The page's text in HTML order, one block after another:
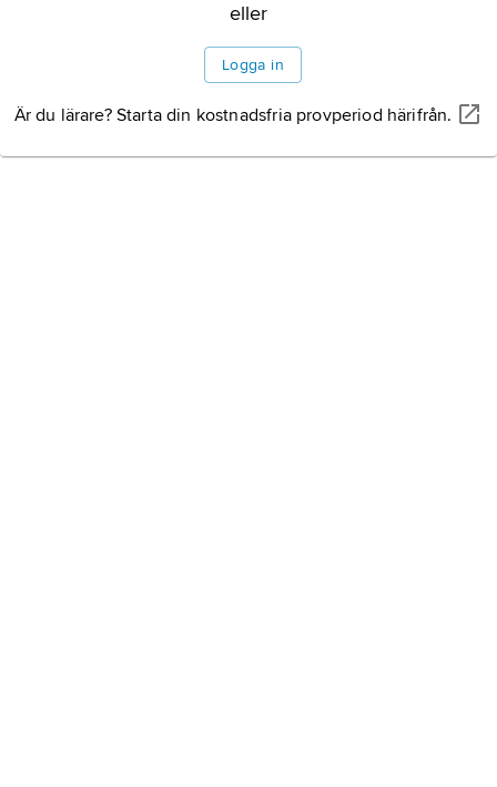
eller
Logga in
Är du lärare? Starta din kostnadsfria provperiod härifrån.